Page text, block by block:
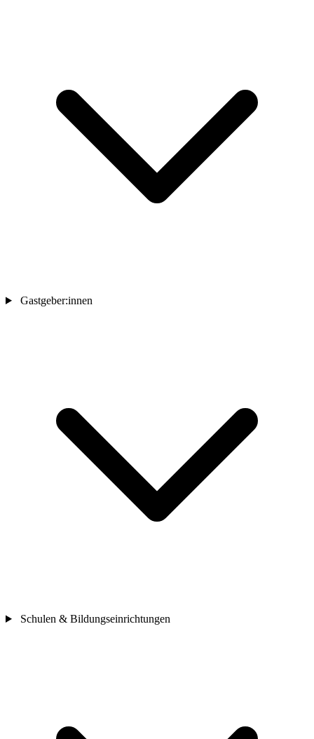
Gastgeber:innen
Schulen & Bildungseinrichtungen